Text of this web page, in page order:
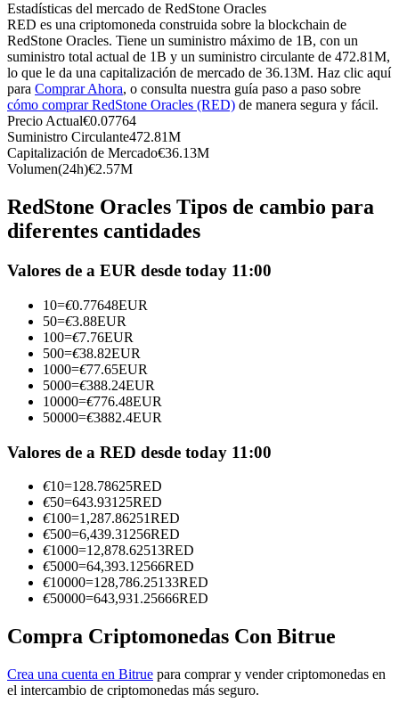
Copiar Trading
Únete a los mejores traders
Conviértete en un Trader de Copia
Disfruta del reparto de beneficios y comisiones de copy trading
Información
Análisis de big data que incluye información comercial, etc.
Estadísticas del mercado de RedStone Oracles
RED es una criptomoneda construida sobre la blockchain de
RedStone Oracles. Tiene un suministro máximo de 1B, con un
suministro total actual de 1B y un suministro circulante de 472.81M,
lo que le da una capitalización de mercado de 36.13M. Haz clic aquí
para Comprar Ahora, o consulta nuestra guía paso a paso sobre
cómo comprar RedStone Oracles (RED) de manera segura y fácil.
Precio Actual€0.07764
Suministro Circulante472.81M
Capitalización de Mercado€36.13M
Volumen(24h)€2.57M
RedStone Oracles Tipos de cambio para
diferentes cantidades
Valores de a EUR desde today 11:00
10=€0.77648EUR
50=€3.88EUR
100=€7.76EUR
500=€38.82EUR
1000=€77.65EUR
5000=€388.24EUR
10000=€776.48EUR
50000=€3882.4EUR
Valores de a RED desde today 11:00
€10=128.78625RED
€50=643.93125RED
€100=1,287.86251RED
€500=6,439.31256RED
€1000=12,878.62513RED
€5000=64,393.12566RED
€10000=128,786.25133RED
€50000=643,931.25666RED
Compra Criptomonedas Con Bitrue
Crea una cuenta en Bitrue para comprar y vender criptomonedas en
el intercambio de criptomonedas más seguro.